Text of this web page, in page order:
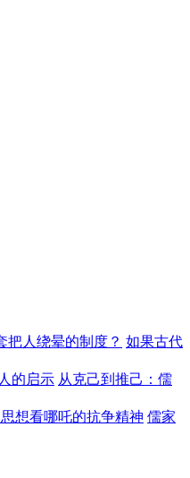
把人绕晕的制度？ 如果古代
的启示 从克己到推己：儒
想看哪吒的抗争精神 儒家